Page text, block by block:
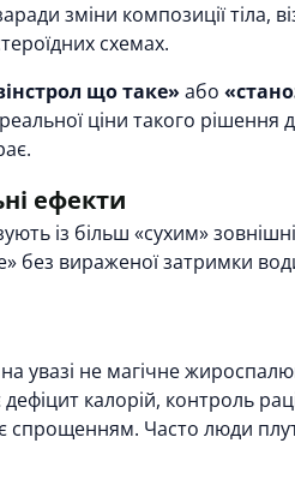
зміни композиції тіла,
схемах.
що таке» або
ціни такого
ефекти
із більш «сухим»
без вираженої затримки
увазі не магічне
калорій, контроль
спрощенням. Часто люди